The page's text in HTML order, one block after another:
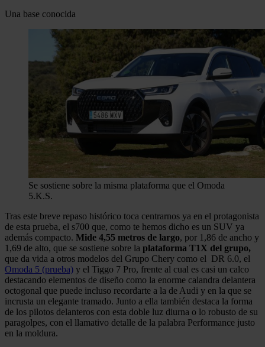
Una base conocida
Se sostiene sobre la misma plataforma que el Omoda
5.K.S.
Tras este breve repaso histórico toca centrarnos ya en el protagonista
de esta prueba, el s700 que, como te hemos dicho es un SUV ya
además compacto. Mide 4,55 metros de largo, por 1,86 de ancho y
1,69 de alto, que se sostiene sobre la plataforma T1X del grupo,
que da vida a otros modelos del Grupo Chery como el DR 6.0, el
Omoda 5 (prueba) y el Tiggo 7 Pro, frente al cual es casi un calco
destacando elementos de diseño como la enorme calandra delantera
octogonal que puede incluso recordarte a la de Audi y en la que se
incrusta un elegante tramado. Junto a ella también destaca la forma
de los pilotos delanteros con esta doble luz diurna o lo robusto de su
paragolpes, con el llamativo detalle de la palabra Performance justo
en la moldura.